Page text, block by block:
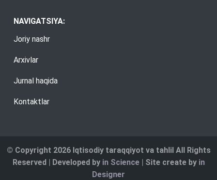
NAVIGATSIYA:
Joriy nashr
Arxivlar
Jurnal haqida
Kontaktlar
© Copyright 2026 Iqtisodiy taraqqiyot va tahlil All Rights
Reserved | Developed by in Science| Site create by in
Designer